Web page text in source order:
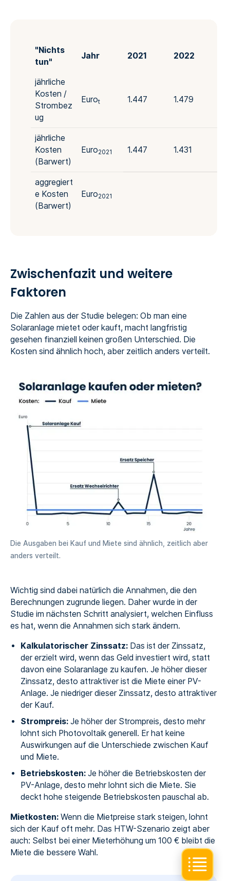
"Nichts
tun"
Jahr 2021 2022
jährliche
Kosten /
Strombez
ug
Eurot 1.447 1.479
jährliche
Kosten
(Barwert)
Euro2021 1.447 1.431
aggregiert
e Kosten
(Barwert)
Euro2021
Zwischenfazit und weitere
Faktoren
Die Zahlen aus der Studie belegen: Ob man eine
Solaranlage mietet oder kauft, macht langfristig
gesehen finanziell keinen großen Unterschied. Die
Kosten sind ähnlich hoch, aber zeitlich anders verteilt.
Die Ausgaben bei Kauf und Miete sind ähnlich, zeitlich aber
anders verteilt.
Wichtig sind dabei natürlich die Annahmen, die den
Berechnungen zugrunde liegen. Daher wurde in der
Studie im nächsten Schritt analysiert, welchen Einfluss
es hat, wenn die Annahmen sich stark ändern.
Kalkulatorischer Zinssatz:Das ist der Zinssatz,
der erzielt wird, wenn das Geld investiert wird, statt
davon eine Solaranlage zu kaufen. Je höher dieser
Zinssatz, desto attraktiver ist die Miete einer PV-
Anlage. Je niedriger dieser Zinssatz, desto attraktiver
der Kauf.
Strompreis:Je höher der Strompreis, desto mehr
lohnt sich Photovoltaik generell. Er hat keine
Auswirkungen auf die Unterschiede zwischen Kauf
und Miete.
Betriebskosten:Je höher die Betriebskosten der
PV-Anlage, desto mehr lohnt sich die Miete. Sie
deckt hohe steigende Betriebskosten pauschal ab.
Mietkosten:Wenn die Mietpreise stark steigen, lohnt
sich der Kauf oft mehr. Das HTW-Szenario zeigt aber
auch: Selbst bei einer Mieterhöhung um 100 € bleibt die
Miete die bessere Wahl.